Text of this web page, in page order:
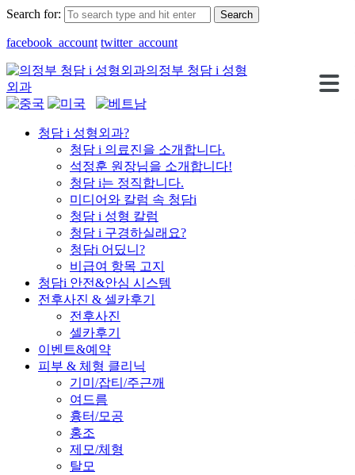
Search for:
facebook_account twitter_account
회원가입
의정부 청담 i 성형
외과
청담 i 성형외과?
청담 i 의료진을 소개합니다.
석정훈 원장님을 소개합니다!
청담 i는 정직합니다.
미디어와 칼럼 속 청담i
청담 i 성형 칼럼
청담 i 구경하실래요?
청담i 어딨니?
비급여 항목 고지
청담i 안전&안심 시스템
전후사진 & 셀카후기
전후사진
셀카후기
이벤트&예약
피부 & 체형 클리닉
기미/잡티/주근깨
여드름
흉터/모공
홍조
제모/체형
탈모